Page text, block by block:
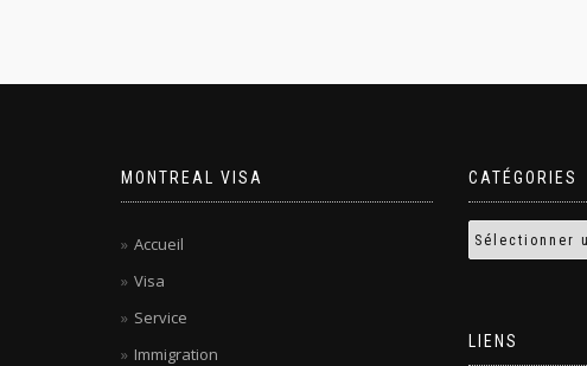
MONTREAL VISA
Accueil
Visa
Service
Immigration
CATÉGORIES
LIENS